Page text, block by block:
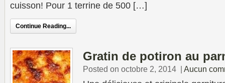
cuisson! Pour 1 terrine de 500 […]
Continue Reading...
Gratin de potiron au
Posted on octobre 2, 2014 | Aucun